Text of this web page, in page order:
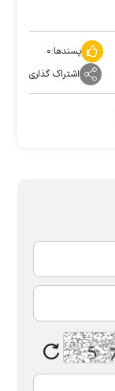
پسندها:۰
اشتراک گذاری